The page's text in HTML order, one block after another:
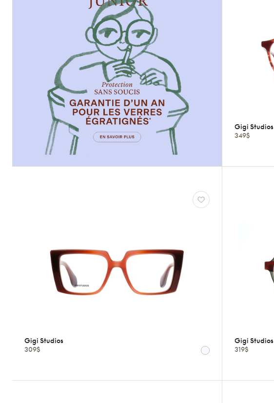
Gigi Studios
349$
Gigi Studios
309$
Gigi Studios
319$